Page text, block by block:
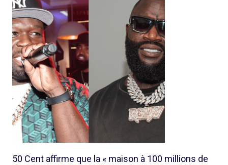
50 Cent affirme que la « maison à 100 millions de